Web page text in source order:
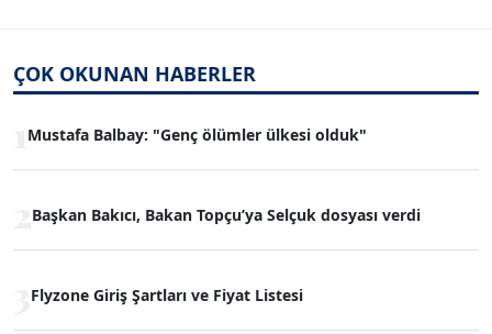
ÇOK OKUNAN HABERLER
Mustafa Balbay: "Genç ölümler ülkesi olduk"
Başkan Bakıcı, Bakan Topçu’ya Selçuk dosyası verdi
Flyzone Giriş Şartları ve Fiyat Listesi